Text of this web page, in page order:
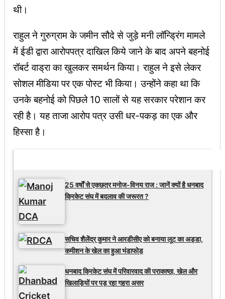
थी।
राहुल ने गुरुग्राम के जमीन सौदे से जुड़े मनी लॉन्ड्रिंग मामले
में ईडी द्वारा आरोपपत्र दाखिल किये जाने के बाद अपने बहनोई
रॉबर्ट वाड्रा का खुलकर समर्थन किया। राहुल ने इसे लेकर
सोशल मीडिया पर एक पोस्ट भी किया। उन्होंने कहा था कि
उनके बहनोई को पिछले 10 सालों से यह सरकार परेशान कर
रही है। यह ताजा आरोप पत्र उसी धर-पकड़ का एक और
हिस्सा है।
25 वर्षों से एकछत्र मनोज-विनय राज : जानें क्यों है धनबाद
क्रिकेट संघ में बदलाव की जरूरत ?
सचिव शैलेंद्र कुमार ने आरडीसीए को बनाया लूट का अड्डा,
कमीशन के खेल का हुआ भंडाफोड़
धनबाद क्रिकेट संघ में परिवारवाद की पराकाष्ठा, खेल और
खिलाड़ियों पर पड़ रहा गहरा असर